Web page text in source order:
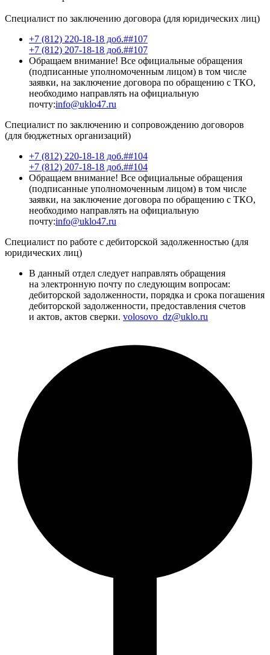
Специалист по заключению договора (для юридических лиц)
+7 (812) 220-18-18 доб.##107
+7 (812) 207-18-18 доб.##107
Обращаем внимание! Все официальные обращения
(подписанные уполномоченным лицом) в том числе
заявки, на заключение договора по обращению с ТКО,
необходимо направлять на официальную
почту:info@uklo47.ru
Специалист по заключению и сопровождению договоров
(для бюджетных организаций)
+7 (812) 220-18-18 доб.##104
+7 (812) 207-18-18 доб.##104
Обращаем внимание! Все официальные обращения
(подписанные уполномоченным лицом) в том числе
заявки, на заключение договора по обращению с ТКО,
необходимо направлять на официальную
почту:info@uklo47.ru
Специалист по работе с дебиторской задолженностью (для
юридических лиц)
В данный отдел следует направлять обращения
на электронную почту по следующим вопросам:
дебиторской задолженности, порядка и срока погашения
дебиторской задолженности, предоставления счетов
и актов, актов сверки. volosovo_dz@uklo.ru